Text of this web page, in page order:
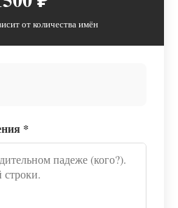
от количества имён
*